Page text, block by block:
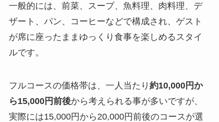
一般的には、前菜、スープ、魚料理、肉料理、デ
ザート、パン、コーヒーなどで構成され、ゲスト
が席に座ったままゆっくり食事を楽しめるスタイ
ルです。
フルコースの価格帯は、一人当たり 約10,000円か
ら15,000円前後から考えられる事が多いですが、
実際には15,000円から20,000円前後のコースが選